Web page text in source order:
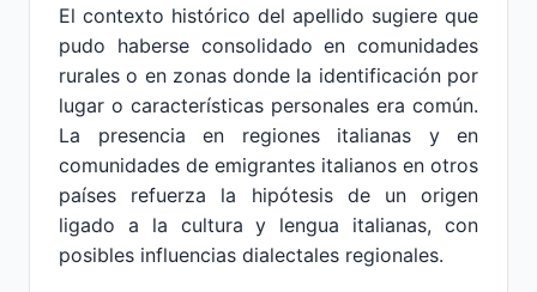
El contexto histórico del apellido sugiere que
pudo haberse consolidado en comunidades
rurales o en zonas donde la identificación por
lugar o características personales era común.
La presencia en regiones italianas y en
comunidades de emigrantes italianos en otros
países refuerza la hipótesis de un origen
ligado a la cultura y lengua italianas, con
posibles influencias dialectales regionales.